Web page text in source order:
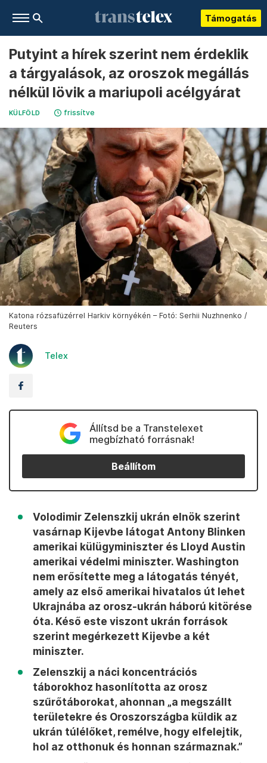
Támogatás
Putyint a hírek szerint nem érdeklik
a tárgyalások, az oroszok megállás
nélkül lövik a mariupoli acélgyárat
KÜLFÖLD frissítve
Katona rózsafüzérrel Harkiv környékén – Fotó: Serhii Nuzhnenko /
Reuters
Telex
Állítsd be a Transtelexet
megbízható forrásnak!
Beállítom
Volodimir Zelenszkij ukrán elnök szerint
vasárnap Kijevbe látogat Antony Blinken
amerikai külügyminiszter és Lloyd Austin
amerikai védelmi miniszter. Washington
nem erősítette meg a látogatás tényét,
amely az első amerikai hivatalos út lehet
Ukrajnába az orosz-ukrán háború kitörése
óta. Késő este viszont ukrán források
szerint megérkezett Kijevbe a két
miniszter.
Zelenszkij a náci koncentrációs
táborokhoz hasonlította az orosz
szűrőtáborokat, ahonnan „a megszállt
területekre és Oroszországba küldik az
ukrán túlélőket, remélve, hogy elfelejtik,
hol az otthonuk és honnan származnak.”